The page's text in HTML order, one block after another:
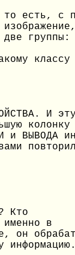
есть, с
И
ВЫВОДА
Кто
в
он
информацию.